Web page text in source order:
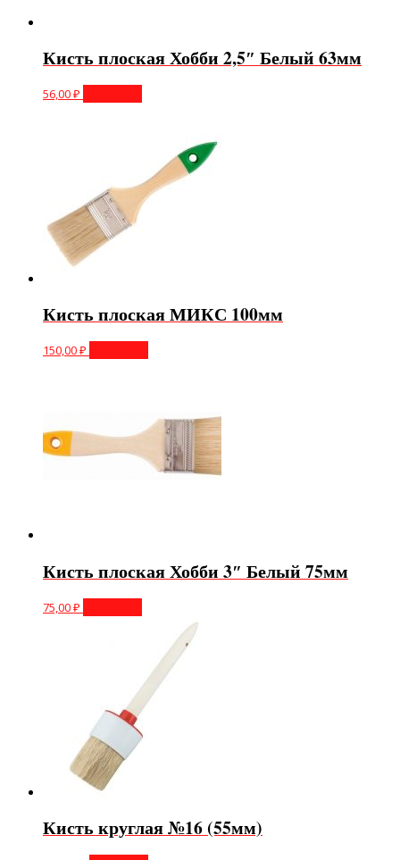
Кисть плоская Хобби 2,5″ Белый 63мм
56,00₽
Кисть плоская МИКС 100мм
150,00₽
Кисть плоская Хобби 3″ Белый 75мм
75,00₽
Кисть круглая №16 (55мм)